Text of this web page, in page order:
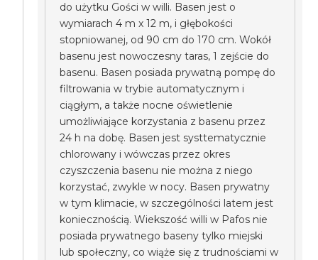
do użytku Gości w willi. Basen jest o
wymiarach 4 m x 12 m, i głębokości
stopniowanej, od 90 cm do 170 cm. Wokół
basenu jest nowoczesny taras, 1 zejście do
basenu. Basen posiada prywatną pompę do
filtrowania w trybie automatycznym i
ciągłym, a także nocne oświetlenie
umożliwiające korzystania z basenu przez
24 h na dobę. Basen jest systtematycznie
chlorowany i wówczas przez okres
czyszczenia basenu nie można z niego
korzystać, zwykle w nocy. Basen prywatny
w tym klimacie, w szczególności latem jest
koniecznością. Wiekszość willi w Pafos nie
posiada prywatnego baseny tylko miejski
lub społeczny, co wiąże się z trudnościami w